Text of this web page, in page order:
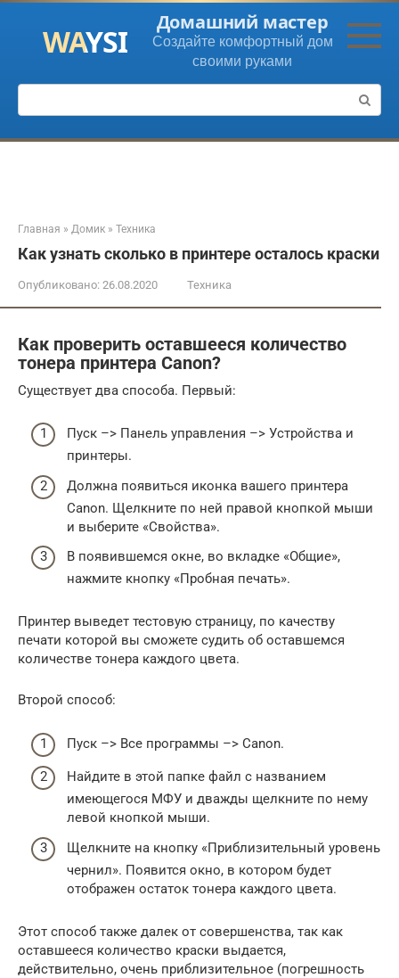
Перейти
контенту
Домашний мастер
Создайте комфортный дом
своими руками
Поиск:
Главная » Домик » Техника
Как узнать сколько в принтере осталось краски
Опубликовано: 26.08.2020 Техника
Как проверить оставшееся количество
тонера принтера Canon?
Существует два способа. Первый:
Пуск –> Панель управления –> Устройства и
принтеры.
Должна появиться иконка вашего принтера
Canon. Щелкните по ней правой кнопкой мыши
и выберите «Свойства».
В появившемся окне, во вкладке «Общие»,
нажмите кнопку «Пробная печать».
Принтер выведет тестовую страницу, по качеству
печати которой вы сможете судить об оставшемся
количестве тонера каждого цвета.
Второй способ:
Пуск –> Все программы –> Canon.
Найдите в этой папке файл с названием
имеющегося МФУ и дважды щелкните по нему
левой кнопкой мыши.
Щелкните на кнопку «Приблизительный уровень
чернил». Появится окно, в котором будет
отображен остаток тонера каждого цвета.
Этот способ также далек от совершенства, так как
оставшееся количество краски выдается,
действительно, очень приблизительное (погрешность